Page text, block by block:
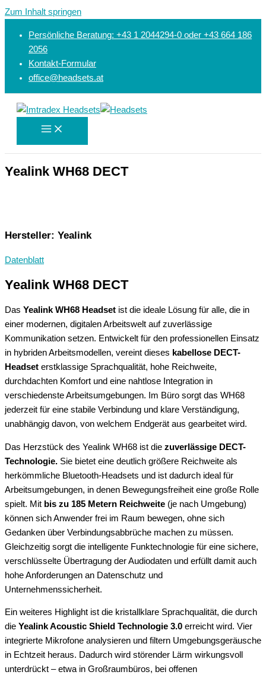
Zum Inhalt springen
Persönliche Beratung: +43 1 2044294-0 oder +43 664 186
2056
Kontakt-Formular
office@headsets.at
Yealink WH68 DECT
Hersteller: Yealink
Datenblatt
Yealink WH68 DECT
Das Yealink WH68 Headset ist die ideale Lösung für alle, die in
einer modernen, digitalen Arbeitswelt auf zuverlässige
Kommunikation setzen. Entwickelt für den professionellen Einsatz
in hybriden Arbeitsmodellen, vereint dieses kabellose DECT-
Headset erstklassige Sprachqualität, hohe Reichweite,
durchdachten Komfort und eine nahtlose Integration in
verschiedenste Arbeitsumgebungen. Im Büro sorgt das WH68
jederzeit für eine stabile Verbindung und klare Verständigung,
unabhängig davon, von welchem Endgerät aus gearbeitet wird.
Das Herzstück des Yealink WH68 ist die zuverlässige DECT-
Technologie. Sie bietet eine deutlich größere Reichweite als
herkömmliche Bluetooth-Headsets und ist dadurch ideal für
Arbeitsumgebungen, in denen Bewegungsfreiheit eine große Rolle
spielt. Mit bis zu 185 Metern Reichweite (je nach Umgebung)
können sich Anwender frei im Raum bewegen, ohne sich
Gedanken über Verbindungsabbrüche machen zu müssen.
Gleichzeitig sorgt die intelligente Funktechnologie für eine sichere,
verschlüsselte Übertragung der Audiodaten und erfüllt damit auch
hohe Anforderungen an Datenschutz und
Unternehmenssicherheit.
Ein weiteres Highlight ist die kristallklare Sprachqualität, die durch
die Yealink Acoustic Shield Technologie 3.0 erreicht wird. Vier
integrierte Mikrofone analysieren und filtern Umgebungsgeräusche
in Echtzeit heraus. Dadurch wird störender Lärm wirkungsvoll
unterdrückt – etwa in Großraumbüros, bei offenen